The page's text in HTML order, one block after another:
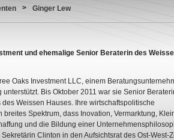
> Ginger Lew
und ehemalige Senior Beraterin des
Oaks Investment LLC, einem
unterstützt. Bis Oktober 2011 war sie Senior
Weissen Hauses. Ihre wirtschaftspolitische
breites Spektrum, dass Inovation, Vermarktung,
und die Bildung einer
Clinton in den Aufsichtsrat des Ost-West-